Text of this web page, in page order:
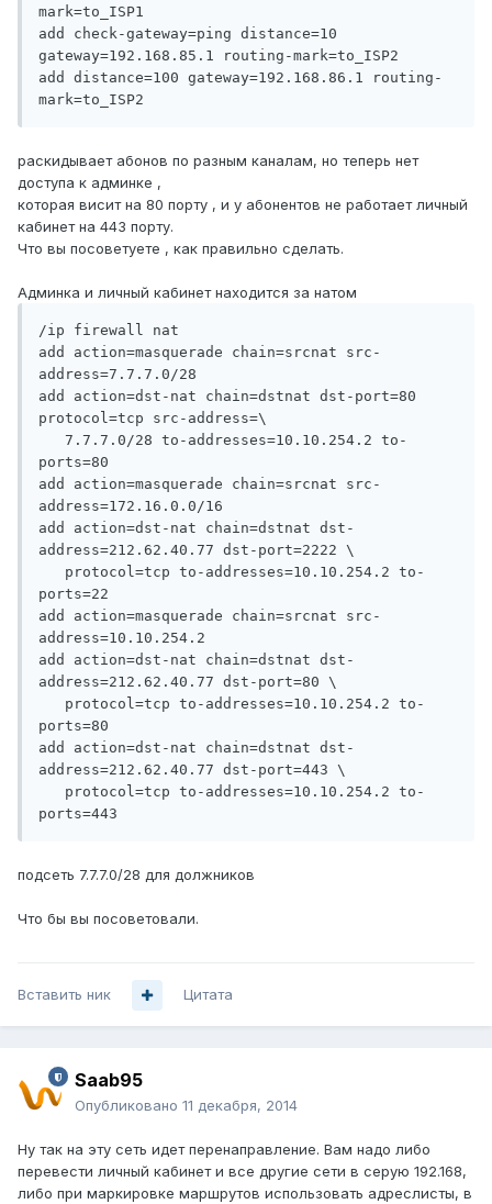
mark=to_ISP1
add check-gateway=ping distance=10
gateway=192.168.85.1 routing-mark=to_ISP2
add distance=100 gateway=192.168.86.1 routing-
mark=to_ISP2
раскидывает абонов по разным каналам, но теперь нет
доступа к админке ,
которая висит на 80 порту , и у абонентов не работает личный
кабинет на 443 порту.
Что вы посоветуете , как правильно сделать.
Админка и личный кабинет находится за натом
/ip firewall nat
add action=masquerade chain=srcnat src-
address=7.7.7.0/28
add action=dst-nat chain=dstnat dst-port=80
protocol=tcp src-address=\
ports=80
add action=masquerade chain=srcnat src-
address=172.16.0.0/16
add action=dst-nat chain=dstnat dst-
address=212.62.40.77 dst-port=2222 \
ports=22
add action=masquerade chain=srcnat src-
address=10.10.254.2
add action=dst-nat chain=dstnat dst-
address=212.62.40.77 dst-port=80 \
ports=80
add action=dst-nat chain=dstnat dst-
address=212.62.40.77 dst-port=443 \
ports=443
подсеть 7.7.7.0/28 для должников
Что бы вы посоветовали.
Вставить ник Цитата
Saab95
Опубликовано 11 декабря, 2014
Ну так на эту сеть идет перенаправление. Вам надо либо
перевести личный кабинет и все другие сети в серую 192.168,
либо при маркировке маршрутов использовать адреслисты, в